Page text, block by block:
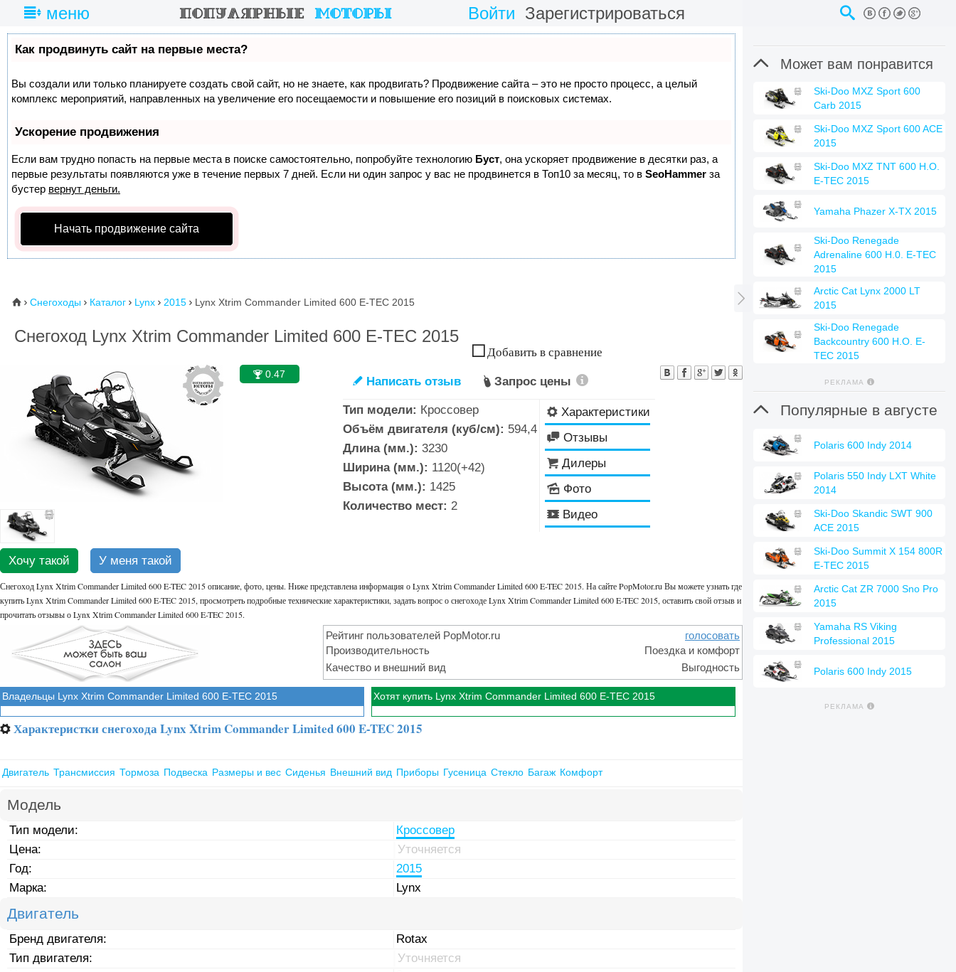
меню Войти Зарегистрироваться
Как продвинуть сайт на первые места?
Вы создали или только планируете создать свой сайт, но не знаете, как продвигать? Продвижение сайта – это не просто процесс, а целый
комплекс мероприятий, направленных на увеличение его посещаемости и повышение его позиций в поисковых системах.
Ускорение продвижения
Если вам трудно попасть на первые места в поиске самостоятельно, попробуйте технологию Буст, она ускоряет продвижение в десятки раз, а
первые результаты появляются уже в течение первых 7 дней. Если ни один запрос у вас не продвинется в Топ10 за месяц, то в SeoHammer за
бустер вернут деньги.
Начать продвижение сайта
⌂  Снегоходы  Каталог  Lynx  2015  Lynx Xtrim Commander Limited 600 E-TEC 2015
Снегоход Lynx Xtrim Commander Limited 600 E-TEC 2015
Добавить в сравнение
Хочу такой У меня такой
🏆 0.47
✎ Написать отзыв  Запрос цены
Тип модели: Кроссовер
Объём двигателя (куб/см): 594,4
Длина (мм.): 3230
Ширина (мм.): 1120(+42)
Высота (мм.): 1425
Количество мест: 2
⚙ Характеристики
 Отзывы
 Дилеры
🌄 Фото
🎬 Видео
Снегоход Lynx Xtrim Commander Limited 600 E-TEC 2015 описание, фото, цены. Ниже представлена информация о Lynx Xtrim Commander Limited 600 E-TEC 2015. На сайте PopMotor.ru Вы можете узнать где
купить Lynx Xtrim Commander Limited 600 E-TEC 2015, просмотреть подробные технические характеристики, задать вопрос о снегоходе Lynx Xtrim Commander Limited 600 E-TEC 2015, оставить свой отзыв и
прочитать отзывы о Lynx Xtrim Commander Limited 600 E-TEC 2015.
Рейтинг пользователей PopMotor.ru
голосовать
Производительность
Качество и внешний вид
Поездка и комфорт
Выгодность
Владельцы Lynx Xtrim Commander Limited 600 E-TEC 2015 Хотят купить Lynx Xtrim Commander Limited 600 E-TEC 2015
⚙ Характеристки снегохода Lynx Xtrim Commander Limited 600 E-TEC 2015
Двигатель Трансмиссия Тормоза Подвеска Размеры и вес Сиденья Внешний вид Приборы Гусеница Стекло Багаж Комфорт
Модель
Тип модели:
Кроссовер
Цена:
Уточняется
Год:
2015
Марка:
Lynx
Двигатель
Бренд двигателя:
Rotax
Тип двигателя:
Уточняется

 Может вам понравится
Ski-Doo MXZ Sport 600
Carb 2015
Ski-Doo MXZ Sport 600 ACE
2015
Ski-Doo MXZ TNT 600 H.O.
E-TEC 2015
Yamaha Phazer X-TX 2015
Ski-Doo Renegade
Adrenaline 600 H.0. E-TEC
2015
Arctic Cat Lynx 2000 LT
2015
Ski-Doo Renegade
Backcountry 600 H.O. E-
TEC 2015
РЕКЛАМА
 Популярные в августе
Polaris 600 Indy 2014
Polaris 550 Indy LXT White
2014
Ski-Doo Skandic SWT 900
ACE 2015
Ski-Doo Summit X 154 800R
E-TEC 2015
Arctic Cat ZR 7000 Sno Pro
2015
Yamaha RS Viking
Professional 2015
Polaris 600 Indy 2015
РЕКЛАМА